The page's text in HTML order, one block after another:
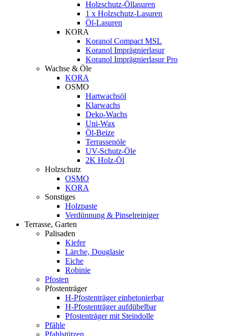
Holzschutz-Öllasuren
1 x Holzschutz-Lasuren
Öl-Lasuren
KORA
Koranol Compact MSL
Koranol Imprägnierlasur
Koranol Imprägnierlasur Pro
Wachse & Öle
KORA
OSMO
Hartwachsöl
Klarwachs
Deko-Wachs
Uni-Wax
Öl-Beize
Terrassenöle
UV-Schutz-Öle
2K Holz-Öl
Holzschutz
OSMO
KORA
Sonstiges
Holzpaste
Verdünnung & Pinselreiniger
Terrasse, Garten
Palisaden
Kiefer
Lärche, Douglasie
Eiche
Robinie
Pfosten
Pfostenträger
H-Pfostenträger einbetonierbar
H-Pfostenträger aufdübelbar
Pfostenträger mit Steindolle
Pfähle
Pfahlstützen